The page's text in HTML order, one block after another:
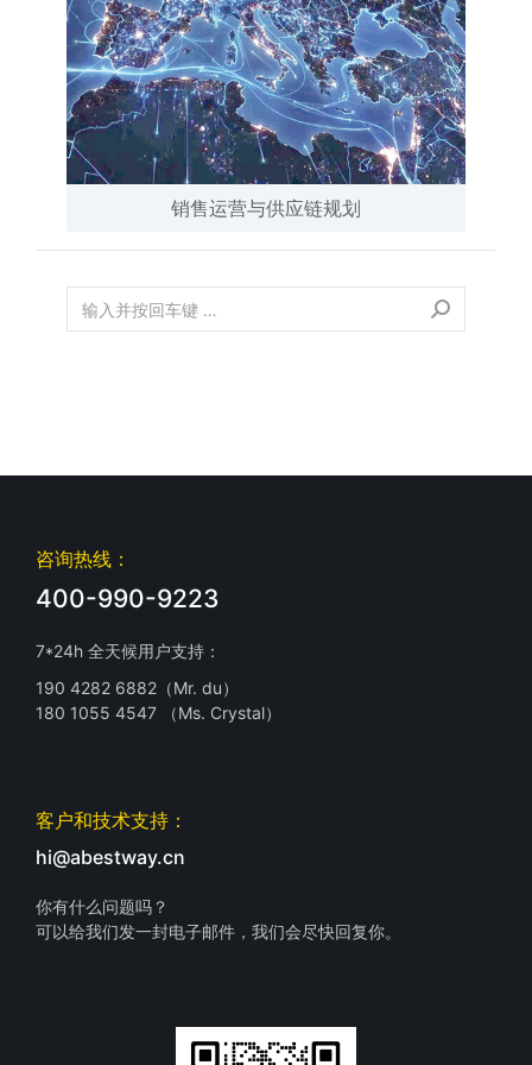
销售运营与供应链规划
咨询热线：
400-990-9223
7*24h 全天候用户支持：
190 4282 6882（Mr. du）
180 1055 4547 （Ms. Crystal）
客户和技术支持：
hi@abestway.cn
你有什么问题吗？
可以给我们发一封电子邮件，我们会尽快回复你。